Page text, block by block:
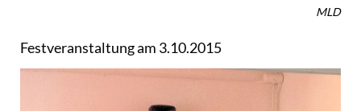
MLD
Festveranstaltung am 3.10.2015